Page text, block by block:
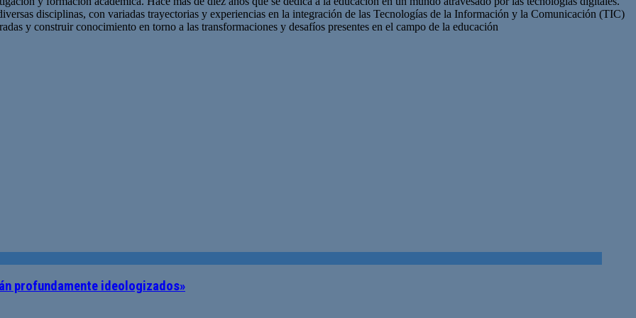
disciplinas, con variadas trayectorias y experiencias en la integración de las Tecnologías de la Información y la Comunicación (TIC)
y construir conocimiento en torno a las transformaciones y desafíos presentes en el campo de la educación
profundamente ideologizados»